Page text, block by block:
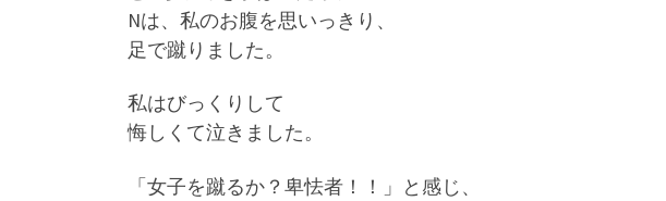
Nは、私のお腹を思いっきり、
足で蹴りました。
私はびっくりして
悔しくて泣きました。
「女子を蹴るか？卑怯者！！」と感じ、